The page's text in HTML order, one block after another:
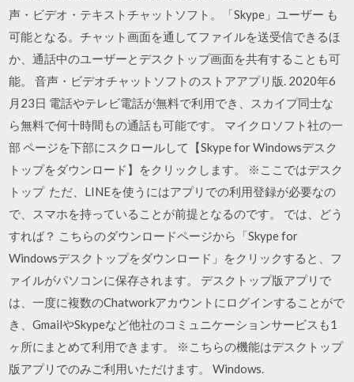
声・ビデオ・テキストチャットソフト。「Skype」ユーザー も
可能となる。チャット画面を通してファイルを送受信できるほ
か、通話中のユーザーとデスクトップ画面を共有することも可
能。 音声・ビデオチャットソフトのストアアプリ版. 2020年6
月23日 電話やテレビ電話が無料で利用でき、スカイプ同士な
ら無料で何十時間もの通話も可能です。 マイクロソフト社の一
部 ページを下部にスクロールして【Skype for Windowsデスク
トップをダウンロード】をクリックします。 ※ここではデスク
トップ ただ、LINEを使うにはアプリでの利用登録が必要なの
で、スマホを持っていることが前提となるのです。 では、どう
すれば？ こちらのダウンロードページから「Skype for
Windowsデスクトップをダウンロード」をクリックすると、フ
ァイルがパソコンに保存されます。 デスクトップ版アプリで
は、一度に複数のChatworkアカウントにログインすることがで
き、GmailやSkypeなど他社のコミュニケーションサービスも1
ヶ所にまとめて利用できます。 ※こちらの機能はデスクトップ
版アプリでのみご利用いただけます。 Windows.